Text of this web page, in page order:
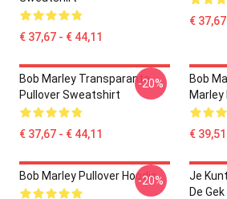
€ 37,67 - € 44,11
€
Bob Marley Transparante
Pullover Sweatshirt
€ 37,67 - € 44,11
-20%
Bob
Marley
€
Bob Marley Pullover Hoodie
-20%
Je
De